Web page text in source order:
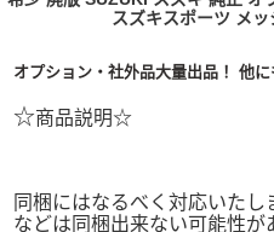
スズキスポーツ メ
オプション・社外品大量出品！ 他に
☆商品説明☆
同梱にはなるべく対応いた
などは同梱出来ない可能性が